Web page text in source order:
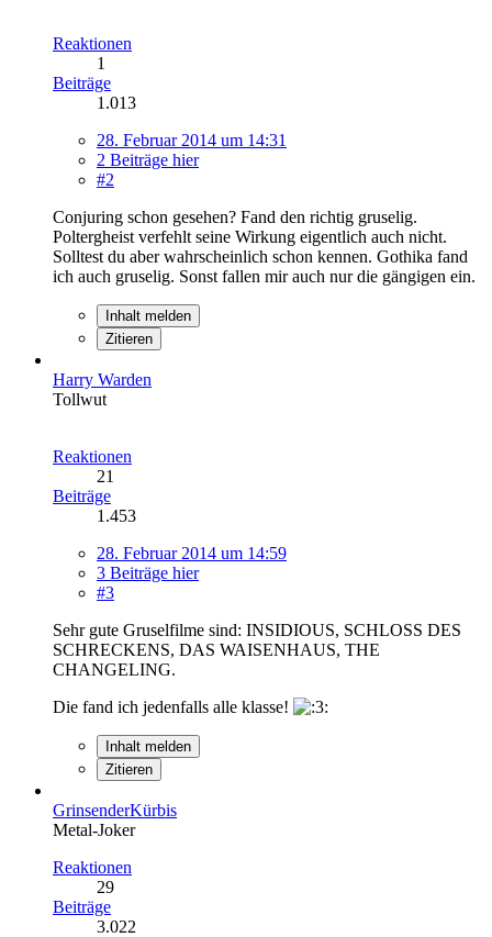
Reaktionen
1
Beiträge
1.013
28. Februar 2014 um 14:31
2 Beiträge hier
#2
Conjuring schon gesehen? Fand den richtig gruselig.
Poltergheist verfehlt seine Wirkung eigentlich auch nicht.
Solltest du aber wahrscheinlich schon kennen. Gothika fand
ich auch gruselig. Sonst fallen mir auch nur die gängigen ein.
Inhalt melden
Zitieren
Harry Warden
Tollwut
Reaktionen
21
Beiträge
1.453
28. Februar 2014 um 14:59
3 Beiträge hier
#3
Sehr gute Gruselfilme sind: INSIDIOUS, SCHLOSS DES
SCHRECKENS, DAS WAISENHAUS, THE
CHANGELING.
Die fand ich jedenfalls alle klasse!
Inhalt melden
Zitieren
GrinsenderKürbis
Metal-Joker
Reaktionen
29
Beiträge
3.022